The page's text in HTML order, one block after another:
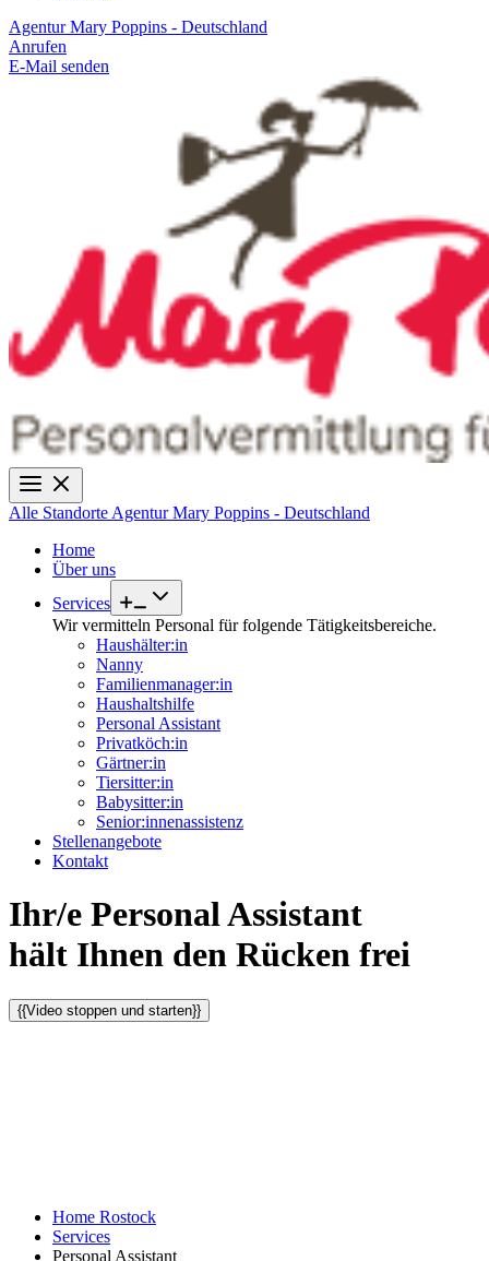
Agentur Mary Poppins - Deutschland
Anrufen
E-Mail senden
Alle Standorte Agentur Mary Poppins - Deutschland
Home
Über uns
Services
Wir vermitteln Personal für folgende Tätigkeitsbereiche.
Haushälter:in
Nanny
Familienmanager:in
Haushaltshilfe
Personal Assistant
Privatköch:in
Gärtner:in
Tiersitter:in
Babysitter:in
Senior:innenassistenz
Stellenangebote
Kontakt
Ihr/e Personal Assistant
hält Ihnen den Rücken frei
{{Video stoppen und starten}}
Home Rostock
Services
Personal Assistant